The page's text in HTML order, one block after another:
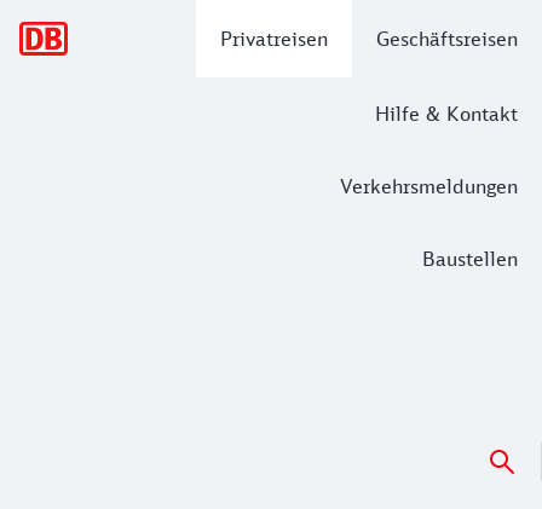
Privatreisen Geschäftsreisen
Hilfe & Kontakt
Verkehrsmeldungen
Baustellen